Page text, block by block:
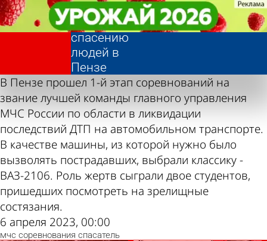
Состязания
по
спасению
людей в
Пензе
Фотолента,
«Общество»
В Пензе прошел 1-й этап соревнований на
звание лучшей команды главного управления
МЧС России по области в ликвидации
последствий ДТП на автомобильном транспорте.
В качестве машины, из которой нужно было
вызволять пострадавших, выбрали классику -
ВАЗ-2106. Роль жертв сыграли двое студентов,
пришедших посмотреть на зрелищные
состязания.
6 апреля 2023, 00:00
мчс соревнования спасатель
Состязания
по
спасению
людей в
Пензе
Фотолента,
«Общество»